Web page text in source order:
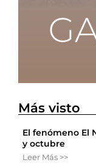
Más visto
El fenómeno El
y octubre
Leer Más >>